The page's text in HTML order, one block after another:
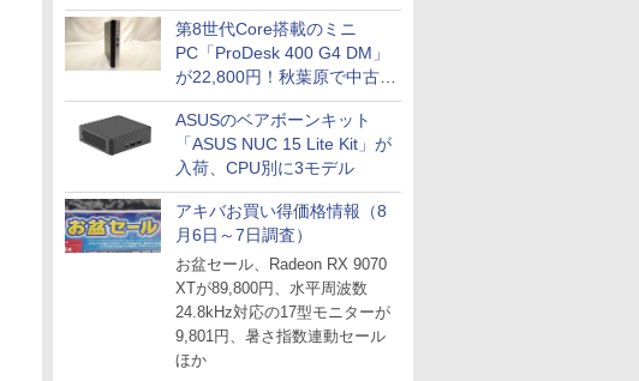
第8世代Core搭載のミニ
PC「ProDesk 400 G4 DM」
が22,800円！秋葉原で中古
PCセール
ASUSのベアボーンキット
「ASUS NUC 15 Lite Kit」が
入荷、CPU別に3モデル
アキバお買い得価格情報（8
月6日～7日調査）
お盆セール、Radeon RX 9070
XTが89,800円、水平周波数
24.8kHz対応の17型モニターが
9,801円、暑さ指数連動セール
ほか